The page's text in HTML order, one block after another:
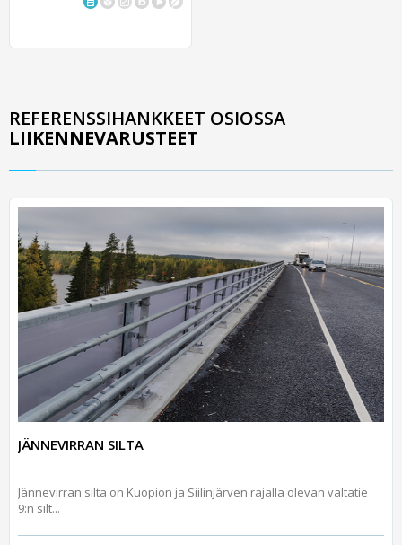
REFERENSSIHANKKEET OSIOSSA
LIIKENNEVARUSTEET
JÄNNEVIRRAN SILTA
Jännevirran silta on Kuopion ja Siilinjärven rajalla olevan valtatie
9:n silt...